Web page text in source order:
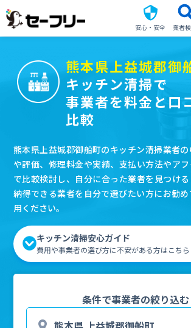
安心・安全 業者
熊本県上益城郡御
キッチン清掃で
事業者を料金と口
比較
熊本県上益城郡御船町のキッチン清掃業者
や評価、修理料金や実績、支払い方法やア
で比較検討し、自分に合った業者を見つける
納得できる業者を自分で選びたい方にお勧
用ください。
キッチン清掃安心ガイド
費用や事業者の選び方に不安がある方はこちら
条件で事業者の絞り込む